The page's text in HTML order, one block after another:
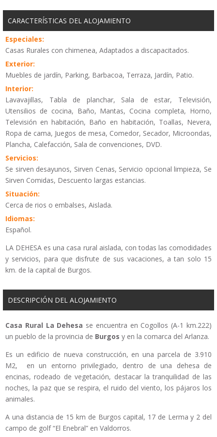
CARACTERÍSTICAS DEL ALOJAMIENTO
Especiales:
Casas Rurales con chimenea, Adaptados a discapacitados.
Exterior:
Muebles de jardín, Parking, Barbacoa, Terraza, Jardín, Patio.
Interior:
Lavavajillas, Tabla de planchar, Sala de estar, Televisión,
Utensilios de cocina, Baño, Mantas, Cocina completa, Horno,
Televisión en habitación, Baño en habitación, Toallas, Nevera,
Ropa de cama, Juegos de mesa, Comedor, Secador, Microondas,
Plancha, Calefacción, Sala de convenciones, DVD.
Servicios:
Se sirven desayunos, Sirven Cenas, Servicio opcional limpieza, Se
Sirven Comidas, Descuento largas estancias.
Situación:
Cerca de rios o embalses, Aislada.
Idiomas:
Español.
LA DEHESA es una casa rural aislada, con todas las comodidades
y servicios, para que disfrute de sus vacaciones, a tan solo 15
km. de la capital de Burgos.
DESCRIPCIÓN DEL ALOJAMIENTO
Casa Rural La Dehesa se encuentra en Cogollos (A-1 km.222)
un pueblo de la provincia de Burgos y en la comarca del Arlanza.
Es un edificio de nueva construcción, en una parcela de 3.910
M2, en un entorno privilegiado, dentro de una dehesa de
encinas, rodeado de vegetación, destacar la tranquilidad de las
noches, la paz que se respira, el ruido del viento, los pájaros los
animales.
A una distancia de 15 km de Burgos capital, 17 de Lerma y 2 del
campo de golf “El Enebral” en Valdorros.